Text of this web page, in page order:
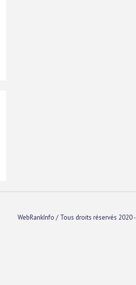
WebRankInfo / Tous droits réservés 2020 -